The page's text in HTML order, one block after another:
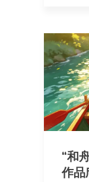
“和
作品